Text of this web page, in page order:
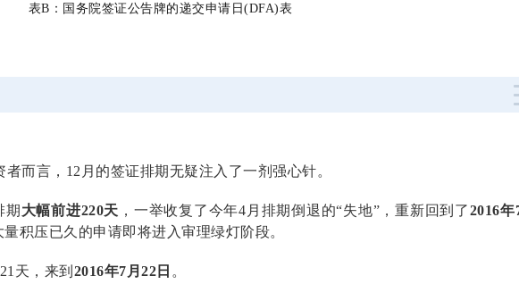
表B：国务院签证公告牌的递交申请日(DFA)表
而言，12月的签证排期无疑注入了一剂强心针。
期 大幅前进220天 ，一举收复了今年4月排期倒退的“失地”，重新回到了2016年
积压已久的申请即将进入审理绿灯阶段。
天，来到 2016年7月22日 。